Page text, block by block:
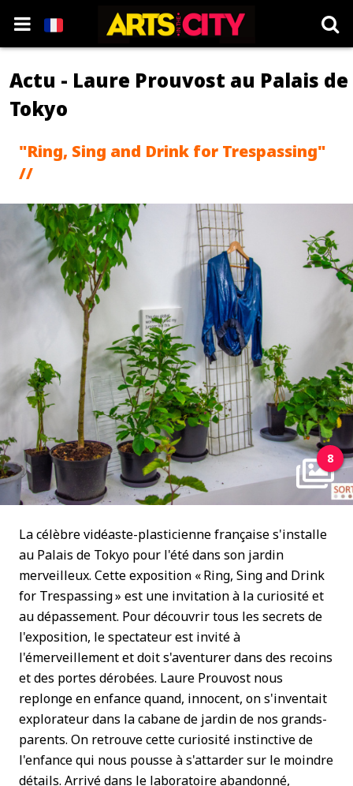
Actu - Laure Prouvost au Palais de
Tokyo
"Ring, Sing and Drink for Trespassing"
//
8
La célèbre vidéaste-plasticienne française s'installe
au Palais de Tokyo pour l'été dans son jardin
merveilleux. Cette exposition « Ring, Sing and Drink
for Trespassing » est une invitation à la curiosité et
au dépassement. Pour découvrir tous les secrets de
l'exposition, le spectateur est invité à
l'émerveillement et doit s'aventurer dans des recoins
et des portes dérobées. Laure Prouvost nous
replonge en enfance quand, innocent, on s'inventait
explorateur dans la cabane de jardin de nos grands-
parents. On retrouve cette curiosité instinctive de
l'enfance qui nous pousse à s'attarder sur le moindre
détails. Arrivé dans le laboratoire abandonné,